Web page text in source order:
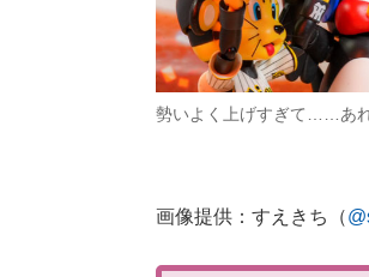
勢いよく上げすぎて……あ
画像提供：すえきち（